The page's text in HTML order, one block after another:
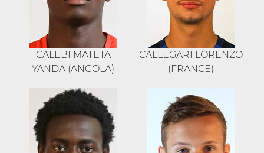
CALEBI MATETA
YANDA (ANGOLA)
CALLEGARI LORENZO
(FRANCE)